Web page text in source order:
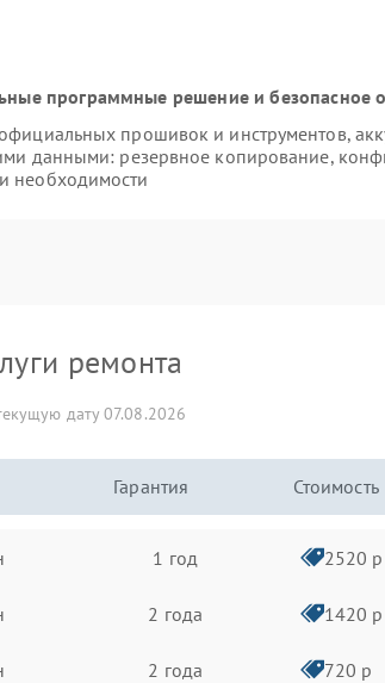
программные решение и безопасное
прошивок и инструментов,
данными: резервное копирование,
необходимости
ремонта
дату 07.08.2026
Гарантия Стоимость
1 год 2520 р
2 года 1420 р
2 года 720 р